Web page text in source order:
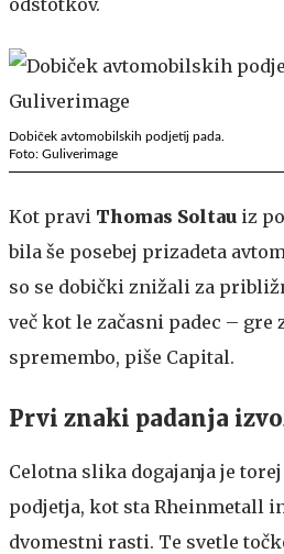
Dobiček avtomobilskih podjetij pada.
Foto: Guliverimage
Kot pravi Thomas Soltau iz
bila še posebej prizadeta
so se dobički znižali za
več kot le začasni padec – gre
spremembo, piše Capital.
Prvi znaki padanja
Celotna slika dogajanja je
podjetja, kot sta Rheinmetall
dvomestni rasti. Te svetle